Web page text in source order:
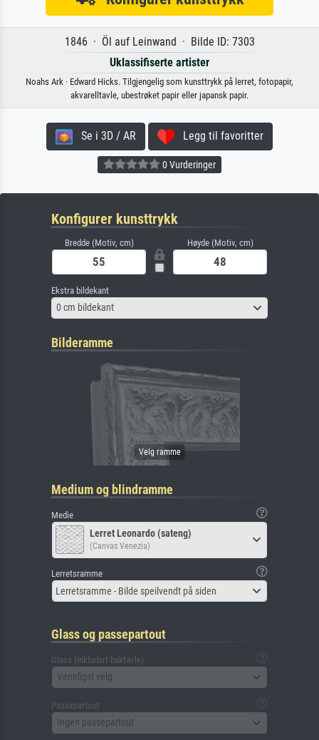
1846 · Öl auf Leinwand · Bilde ID: 7303
Uklassifiserte artister
Noahs Ark · Edward Hicks. Tilgjengelig som kunsttrykk på lerret, fotopapir,
akvarelltavle, ubestrøket papir eller japansk papir.
Se i 3D / AR Legg til favoritter
0 Vurderinger
Konfigurer kunsttrykk
Bredde (Motiv, cm) Høyde (Motiv, cm)
Ekstra bildekant
0 cm bildekant
Bilderamme
Medium og blindramme
Medie
Lerret Leonardo (sateng)
(Canvas Venezia)
Lerretsramme
Lerretsramme - Bilde speilvendt på siden
Glass og passepartout
Glass (inkludert baktavle)
Vennligst velg
Passepartout
Ingen passepartout